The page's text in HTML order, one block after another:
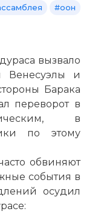
#оон
вызвало
Венесуэлы и
Барака
переворот в
в
по этому
обвиняют
события в
осудил